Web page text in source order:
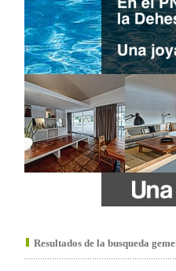
Resultados de la busqueda